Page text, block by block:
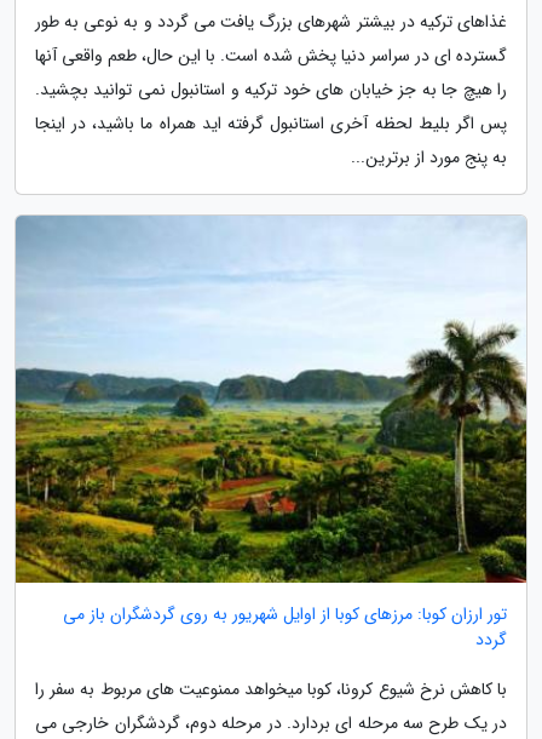
غذاهای ترکیه در بیشتر شهرهای بزرگ یافت می گردد و به نوعی به طور
گسترده ای در سراسر دنیا پخش شده است. با این حال، طعم واقعی آنها
را هیچ جا به جز خیابان های خود ترکیه و استانبول نمی توانید بچشید.
پس اگر بلیط لحظه آخری استانبول گرفته اید همراه ما باشید، در اینجا
به پنج مورد از برترین...
تور ارزان کوبا: مرزهای کوبا از اوایل شهریور به روی گردشگران باز می
گردد
با کاهش نرخ شیوع کرونا، کوبا میخواهد ممنوعیت های مربوط به سفر را
در یک طرح سه مرحله ای بردارد. در مرحله دوم، گردشگران خارجی می